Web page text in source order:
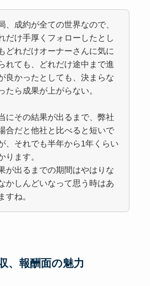
、成約が全ての世界なので、
だけ手厚くフォローしたとし
どれだけオーナーさんに気に
れても、どれだけ途中まで進
良かったとしても、決まらな
たら成果が上がらない。
にその結果が出るまで、弊社
合だと他社と比べると短いで
、それでも半年から1年くらい
ります。
が出るまでの期間はやはりな
かしんどいなって思う時はあ
すね。
、報酬面の魅力